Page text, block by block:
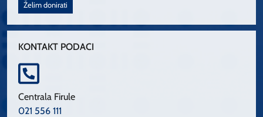
Želim donirati
KONTAKT PODACI
Centrala Firule
021 556 111